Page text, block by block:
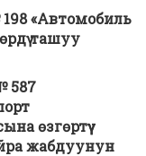
«Автомобиль
ташуу
587
өзгөртүү
жабдуунун